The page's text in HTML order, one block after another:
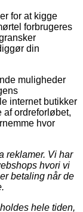
for at kigge
forbrugeres
din
muligheder
internet butikker
af ordreforløbet,
hvor
reklamer. Vi har
hvori vi
betaling når de
hele tiden,